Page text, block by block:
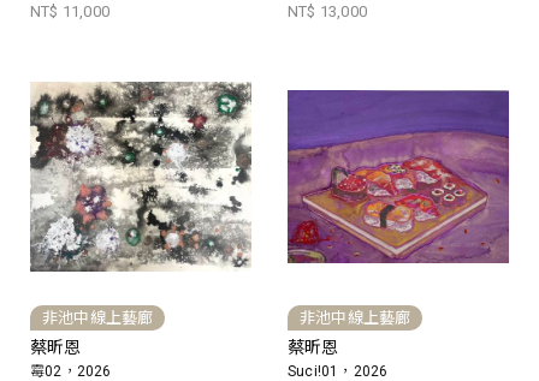
NT$ 11,000 NT$ 13,000
非池中線上藝廊
蔡昕恩
霉02，2026
非池中線上藝廊
蔡昕恩
Suci!01，2026